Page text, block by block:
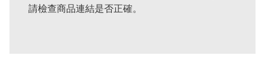
請檢查商品連結是否正確。